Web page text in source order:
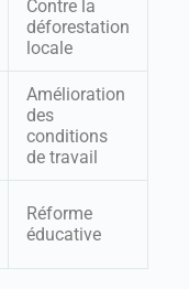
Contre la
déforestation
locale
Amélioration
des
conditions
de travail
Réforme
éducative